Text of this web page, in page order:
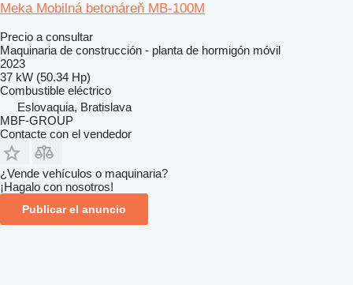
Meka Mobilná betonáreň MB-100M
Precio a consultar
Maquinaria de construcción - planta de hormigón móvil
2023
37 kW (50.34 Hp)
Combustible eléctrico
Eslovaquia, Bratislava
MBF-GROUP
Contacte con el vendedor
¿Vende vehículos o maquinaria?
¡Hagalo con nosotros!
Publicar el anuncio